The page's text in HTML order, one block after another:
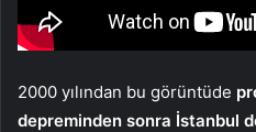
2000 yılından bu görüntüde
depreminden sonra İstanbul